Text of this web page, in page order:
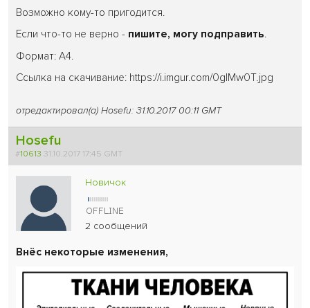
Возможно кому-то пригодится.
Если что-то не верно - пишите, могу подправить.
Формат: A4.
Ссылка на скачивание: https://i.imgur.com/0glMw0T.jpg
отредактировал(а) Hosefu: 31.10.2017 00:11 GMT
Hosefu
#10613 31.10.2017 17:45 GMT
Новичок
2 сообщений
Внёс некоторые изменения,